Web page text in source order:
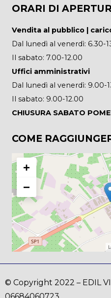
ORARI DI
Vendita al pubblico |
Dal lunedì al venerdì: 6.30-
Il sabato: 7.00-12.00
Uffici amministrativi
Dal lunedì al venerdì: 9.00-
Il sabato: 9.00-12.00
CHIUSURA SABATO
COME
+
−
© Copyright 2022 – EDIL
06684060723